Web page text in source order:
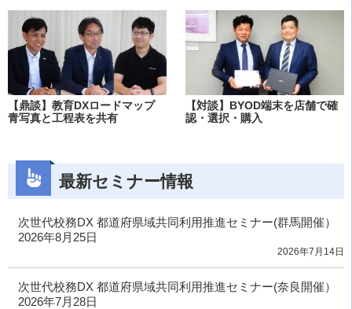
【鼎談】教育DXロードマップ
青写真と工程表を共有
【対談】BYOD端末を店舗で確
認・選択・購入
最新セミナー情報
次世代校務DX 都道府県域共同利用推進セミナー(群馬開催）
2026年8月25日
2026年7月14日
次世代校務DX 都道府県域共同利用推進セミナー(奈良開催）
2026年7月28日